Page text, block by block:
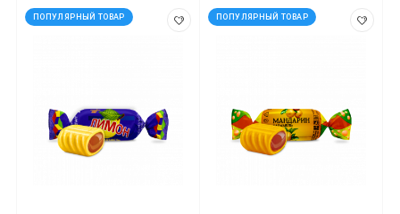
ПОПУЛЯРНЫЙ ТОВАР ПОПУЛЯРНЫЙ ТОВАР